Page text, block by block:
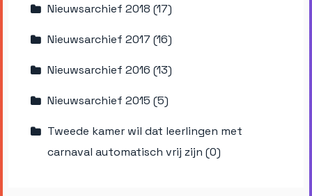
Nieuwsarchief 2018 (17)
Nieuwsarchief 2017 (16)
Nieuwsarchief 2016 (13)
Nieuwsarchief 2015 (5)
Tweede kamer wil dat leerlingen met
carnaval automatisch vrij zijn (0)